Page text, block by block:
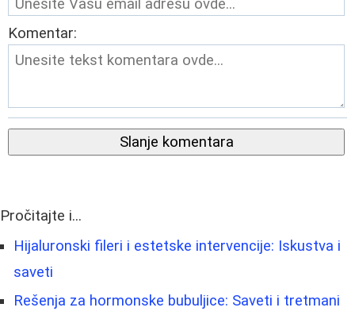
Komentar:
Slanje komentara
Pročitajte i...
Hijaluronski fileri i estetske intervencije: Iskustva i
saveti
Rešenja za hormonske bubuljice: Saveti i tretmani